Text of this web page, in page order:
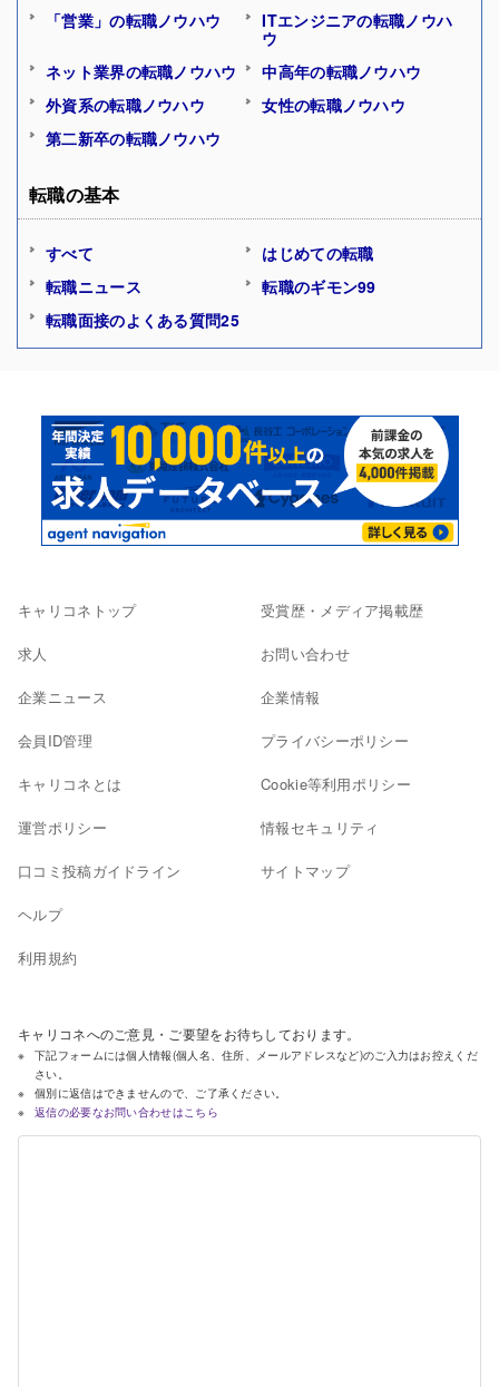
「営業」の転職ノウハウ
ITエンジニアの転職ノウハ
ウ
ネット業界の転職ノウハウ
中高年の転職ノウハウ
外資系の転職ノウハウ
女性の転職ノウハウ
第二新卒の転職ノウハウ
転職の基本
すべて
はじめての転職
転職ニュース
転職のギモン99
転職面接のよくある質問25
キャリコネトップ
求人
企業ニュース
会員ID管理
キャリコネとは
運営ポリシー
口コミ投稿ガイドライン
ヘルプ
利用規約
受賞歴・メディア掲載歴
お問い合わせ
企業情報
プライバシーポリシー
Cookie等利用ポリシー
情報セキュリティ
サイトマップ
キャリコネへのご意見・ご要望をお待ちしております。
下記フォームには個人情報(個人名、住所、メールアドレスなど)のご入力はお控えくだ
さい。
個別に返信はできませんので、ご了承ください。
返信の必要なお問い合わせはこちら